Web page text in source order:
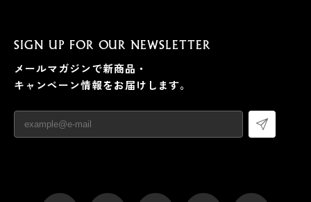
SIGN UP FOR OUR NEWSLETTER
メールマガジンで新商品・
キャンペーン情報をお届けします。